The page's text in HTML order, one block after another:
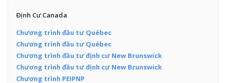
Định Cư Canada
Chương trình đầu tư Québec
Chương trình đầu tư Québec
Chương trình đầu tư định cư New Brunswick
Chương trình đầu tư định cư New Brunswick
Chương trình PEIPNP